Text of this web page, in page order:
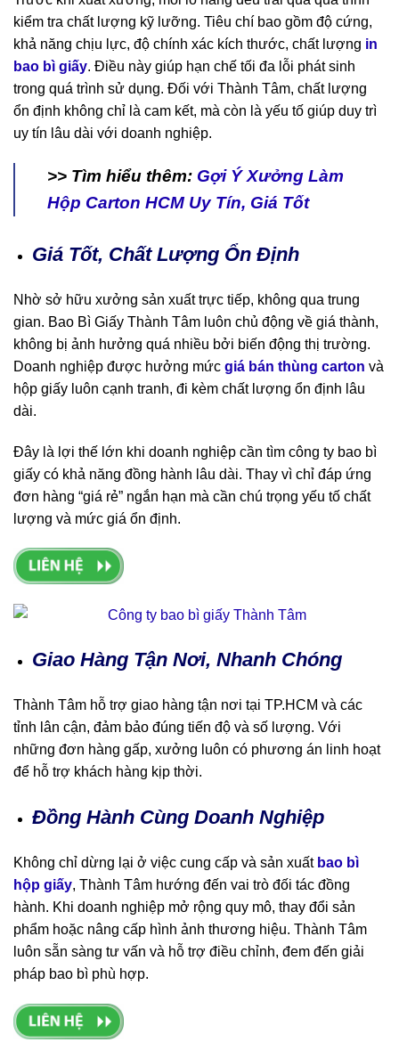
kiểm tra chất lượng kỹ lưỡng. Tiêu chí bao gồm độ cứng,
khả năng chịu lực, độ chính xác kích thước, chất lượng in
bao bì giấy. Điều này giúp hạn chế tối đa lỗi phát sinh
trong quá trình sử dụng. Đối với Thành Tâm, chất lượng
ổn định không chỉ là cam kết, mà còn là yếu tố giúp duy trì
uy tín lâu dài với doanh nghiệp.
>> Tìm hiểu thêm: Gợi Ý Xưởng Làm
Hộp Carton HCM Uy Tín, Giá Tốt
Giá Tốt, Chất Lượng Ổn Định
Nhờ sở hữu xưởng sản xuất trực tiếp, không qua trung
gian. Bao Bì Giấy Thành Tâm luôn chủ động về giá thành,
không bị ảnh hưởng quá nhiều bởi biến động thị trường.
Doanh nghiệp được hưởng mức giá bán thùng carton và
hộp giấy luôn cạnh tranh, đi kèm chất lượng ổn định lâu
dài.
Đây là lợi thế lớn khi doanh nghiệp cần tìm công ty bao bì
giấy có khả năng đồng hành lâu dài. Thay vì chỉ đáp ứng
đơn hàng “giá rẻ” ngắn hạn mà cần chú trọng yếu tố chất
lượng và mức giá ổn định.
Giao Hàng Tận Nơi, Nhanh Chóng
Thành Tâm hỗ trợ giao hàng tận nơi tại TP.HCM và các
tỉnh lân cận, đảm bảo đúng tiến độ và số lượng. Với
những đơn hàng gấp, xưởng luôn có phương án linh hoạt
để hỗ trợ khách hàng kịp thời.
Đồng Hành Cùng Doanh Nghiệp
Không chỉ dừng lại ở việc cung cấp và sản xuất bao bì
hộp giấy, Thành Tâm hướng đến vai trò đối tác đồng
hành. Khi doanh nghiệp mở rộng quy mô, thay đổi sản
phẩm hoặc nâng cấp hình ảnh thương hiệu. Thành Tâm
luôn sẵn sàng tư vấn và hỗ trợ điều chỉnh, đem đến giải
pháp bao bì phù hợp.